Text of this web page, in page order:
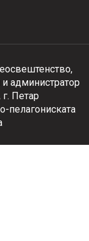
администратор
Петар
пелагониската